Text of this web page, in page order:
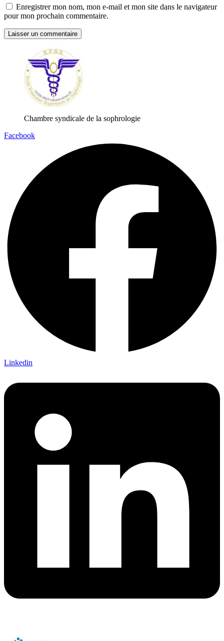
Enregistrer mon nom, mon e-mail et mon site dans le navigateur
pour mon prochain commentaire.
Chambre syndicale de la sophrologie
Facebook
Linkedin